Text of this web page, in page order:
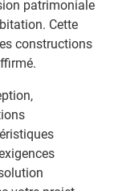
patrimoniale
Cette
constructions